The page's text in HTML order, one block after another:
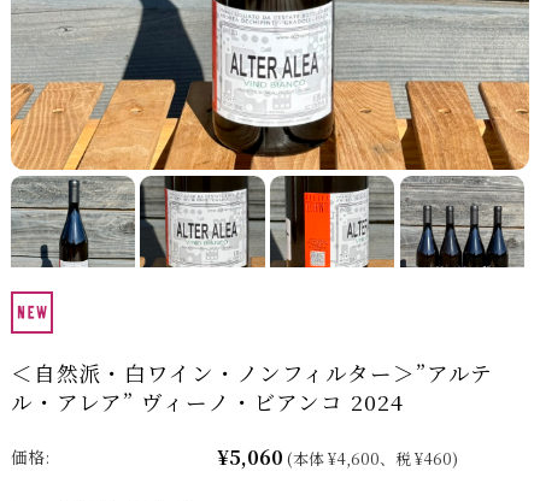
＜自然派・白ワイン・ノンフィルター＞”アルテ
ル・アレア” ヴィーノ・ビアンコ 2024
価格: ¥5,060 (本体 ¥4,600、税 ¥460)